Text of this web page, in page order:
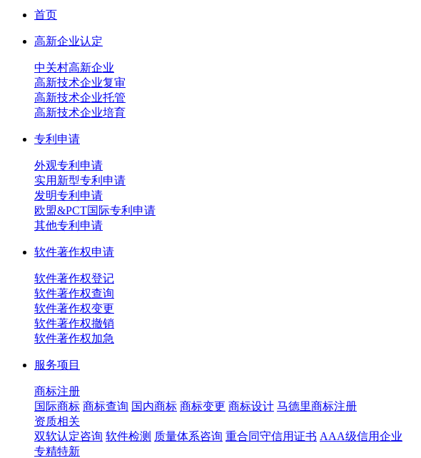
首页
高新企业认定
中关村高新企业
高新技术企业复审
高新技术企业托管
高新技术企业培育
专利申请
外观专利申请
实用新型专利申请
发明专利申请
欧盟&PCT国际专利申请
其他专利申请
软件著作权申请
软件著作权登记
软件著作权查询
软件著作权变更
软件著作权撤销
软件著作权加急
服务项目
商标注册
国际商标 商标查询 国内商标 商标变更 商标设计 马德里商标注册
资质相关
双软认定咨询 软件检测 质量体系咨询 重合同守信用证书 AAA级信用企业
专精特新